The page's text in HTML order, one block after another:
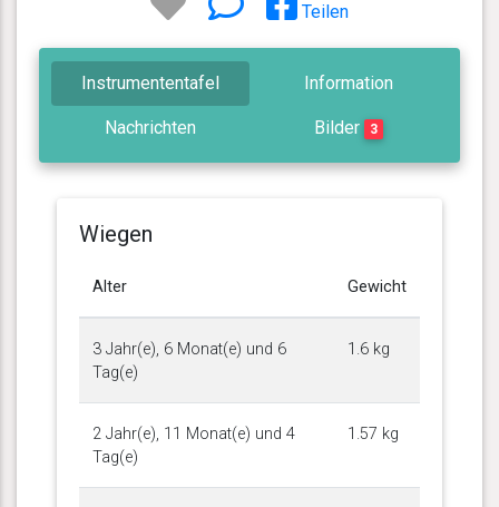
Teilen
Instrumententafel Information
Nachrichten Bilder 3
Wiegen
Alter Gewicht
3 Jahr(e), 6 Monat(e) und 6
Tag(e)
1.6 kg
2 Jahr(e), 11 Monat(e) und 4
Tag(e)
1.57 kg